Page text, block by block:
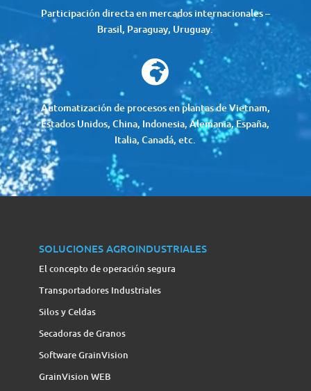
Participación directa en mercados internacionales –
Brasil, Paraguay, Uruguay.

Automatización de procesos en plantas de Vietnam,
Estados Unidos, China, Indonesia, Alemania, España,
Italia, Canadá, etc.
SOLUCIONES AGROINDUSTRIALES
El concepto de operación segura
Transportadores Industriales
Silos y Celdas
Secadoras de Granos
Software GrainVision
GrainVision WEB